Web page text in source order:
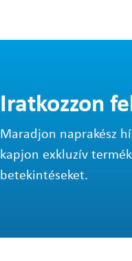
Iratkozzon
Maradjon naprakész
kapjon exkluzív
betekintéseket.